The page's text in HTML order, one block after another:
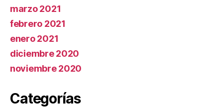
marzo 2021
febrero 2021
enero 2021
diciembre 2020
noviembre 2020
Categorías